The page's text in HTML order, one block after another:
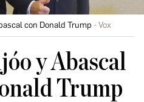
con Donald Trump Vox
y Abascal
Trump